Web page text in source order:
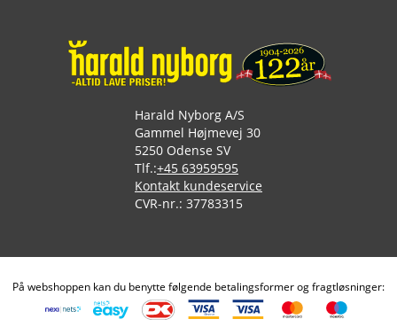
Harald Nyborg A/S
Gammel Højmevej 30
5250 Odense SV
Tlf.:+45 63959595
Kontakt kundeservice
CVR-nr.: 37783315
På webshoppen kan du benytte følgende betalingsformer og fragtløsninger: